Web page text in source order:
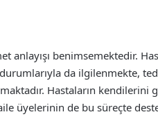
anlayışı benimsemektedir.
da ilgilenmekte,
Hastaların kendilerini
üyelerinin de bu süreçte